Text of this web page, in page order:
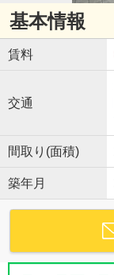
基本情報
賃料
交通
間取り(面積)
築年月